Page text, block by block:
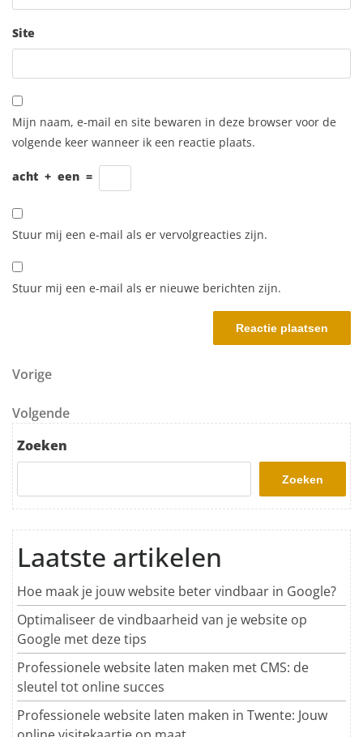
Site
Mijn naam, e-mail en site bewaren in deze browser voor de
volgende keer wanneer ik een reactie plaats.
acht + een =
Stuur mij een e-mail als er vervolgreacties zijn.
Stuur mij een e-mail als er nieuwe berichten zijn.
Berichtnavigatie
Vorig bericht
Vorige
Volgend bericht
Volgende
Zoeken
Zoeken
Laatste artikelen
Hoe maak je jouw website beter vindbaar in Google?
Optimaliseer de vindbaarheid van je website op
Google met deze tips
Professionele website laten maken met CMS: de
sleutel tot online succes
Professionele website laten maken in Twente: Jouw